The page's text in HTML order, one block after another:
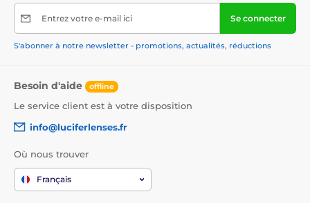
Entrez votre e-mail ici Se connecter
S'abonner à notre newsletter - promotions, actualités, réductions
Besoin d'aide offline
Le service client est à votre disposition
info@luciferlenses.fr
Où nous trouver
Français